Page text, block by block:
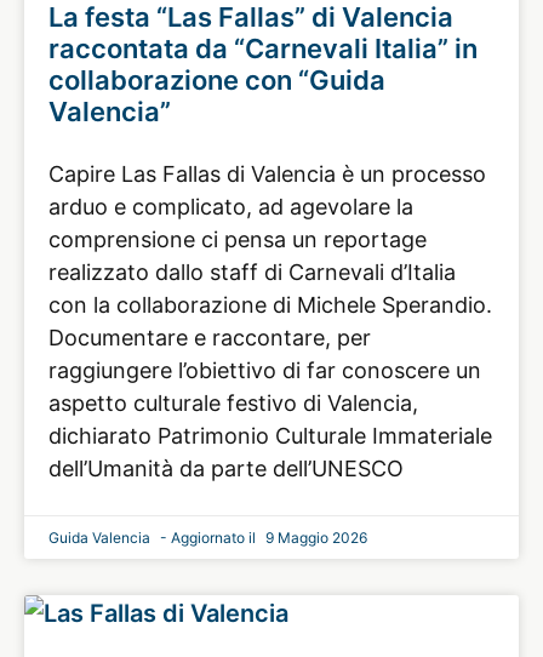
La festa “Las Fallas” di Valencia
raccontata da “Carnevali Italia” in
collaborazione con “Guida
Valencia”
Capire Las Fallas di Valencia è un processo
arduo e complicato, ad agevolare la
comprensione ci pensa un reportage
realizzato dallo staff di Carnevali d’Italia
con la collaborazione di Michele Sperandio.
Documentare e raccontare, per
raggiungere l’obiettivo di far conoscere un
aspetto culturale festivo di Valencia,
dichiarato Patrimonio Culturale Immateriale
dell’Umanità da parte dell’UNESCO
Guida Valencia 9 Maggio 2026